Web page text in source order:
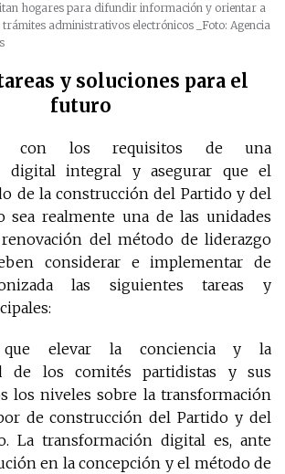
hogares para difundir información y orientar a
trámites administrativos electrónicos
_Foto: Agencia
y soluciones para el
futuro
con los requisitos de una
digital integral y asegurar que el
de la construcción del Partido y del
sea realmente una de las unidades
del método de liderazgo
considerar e implementar de
las siguientes tareas y
elevar la conciencia y la
de los comités partidistas y sus
los niveles sobre la transformación
de construcción del Partido y del
La transformación digital es, ante
en la concepción y el método de